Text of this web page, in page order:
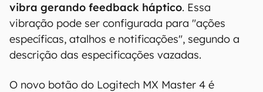
vibra gerando feedback háptico. Essa
vibração pode ser configurada para "ações
específicas, atalhos e notificações", segundo a
descrição das especificações vazadas.
O novo botão do Logitech MX Master 4 é